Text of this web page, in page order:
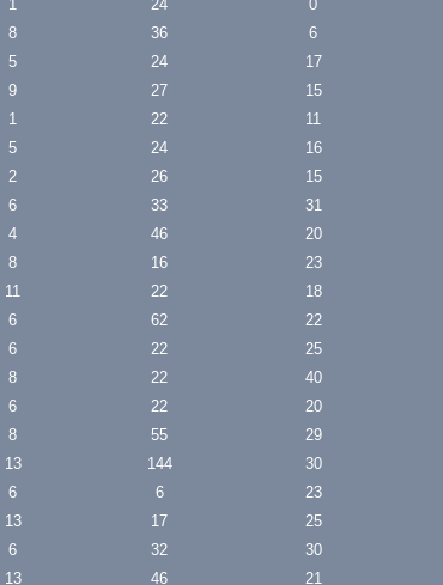
1 24 0
8 36 6
5 24 17
9 27 15
1 22 11
5 24 16
2 26 15
6 33 31
4 46 20
8 16 23
11 22 18
6 62 22
6 22 25
8 22 40
6 22 20
8 55 29
13 144 30
6 6 23
13 17 25
6 32 30
13 46 21